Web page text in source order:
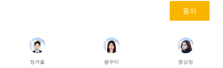
정겨울 왕우미 증상정
동의